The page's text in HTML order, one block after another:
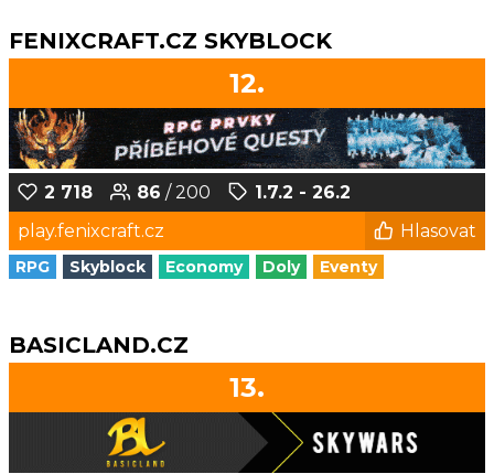
FENIXCRAFT.CZ SKYBLOCK
12.
2 718 86 / 200
1.7.2 - 26.2
play.fenixcraft.cz
Hlasovat
RPG Skyblock Economy Doly Eventy
BASICLAND.CZ
13.